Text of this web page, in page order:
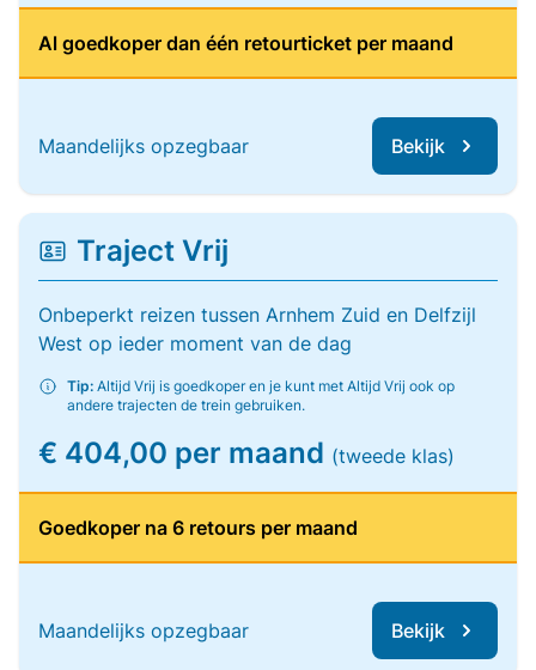
Al goedkoper dan één retourticket per maand
Maandelijks opzegbaar Bekijk
Traject Vrij
Onbeperkt reizen tussen Arnhem Zuid en Delfzijl
West op ieder moment van de dag
Tip: Altijd Vrij is goedkoper en je kunt met Altijd Vrij ook op
andere trajecten de trein gebruiken.
€ 404,00 per maand (tweede klas)
Goedkoper na 6 retours per maand
Maandelijks opzegbaar Bekijk